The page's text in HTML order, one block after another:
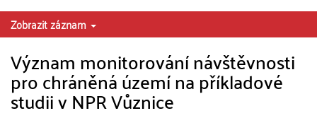
Zobrazit záznam
Význam monitorování návštěvnosti
pro chráněná území na příkladové
studii v NPR Vůznice